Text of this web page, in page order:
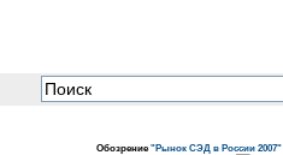
Обозрение"Рынок СЭД в России 2007"